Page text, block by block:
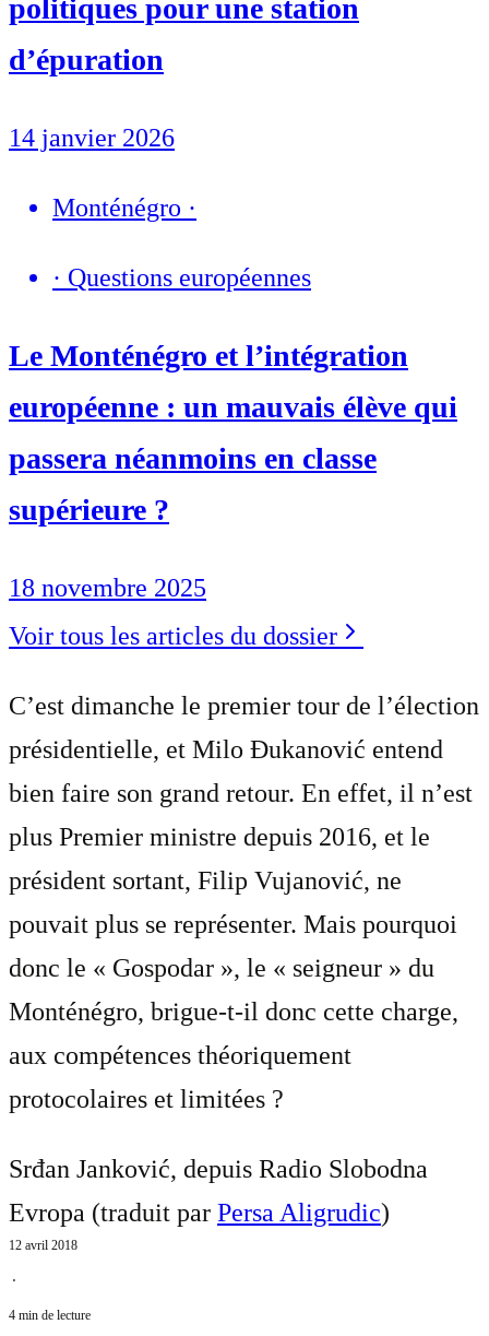
politiques pour une station
d’épuration
14 janvier 2026
Monténégro ·
· Questions européennes
Le Monténégro et l’intégration
européenne : un mauvais élève qui
passera néanmoins en classe
supérieure ?
18 novembre 2025
Voir tous les articles du dossier
C’est dimanche le premier tour de l’élection
présidentielle, et Milo Đukanović entend
bien faire son grand retour. En effet, il n’est
plus Premier ministre depuis 2016, et le
président sortant, Filip Vujanović, ne
pouvait plus se représenter. Mais pourquoi
donc le « Gospodar », le « seigneur » du
Monténégro, brigue-t-il donc cette charge,
aux compétences théoriquement
protocolaires et limitées ?
Srđan Janković, depuis Radio Slobodna
Evropa (traduit par Persa Aligrudic)
12 avril 2018
⋅
4 min de lecture